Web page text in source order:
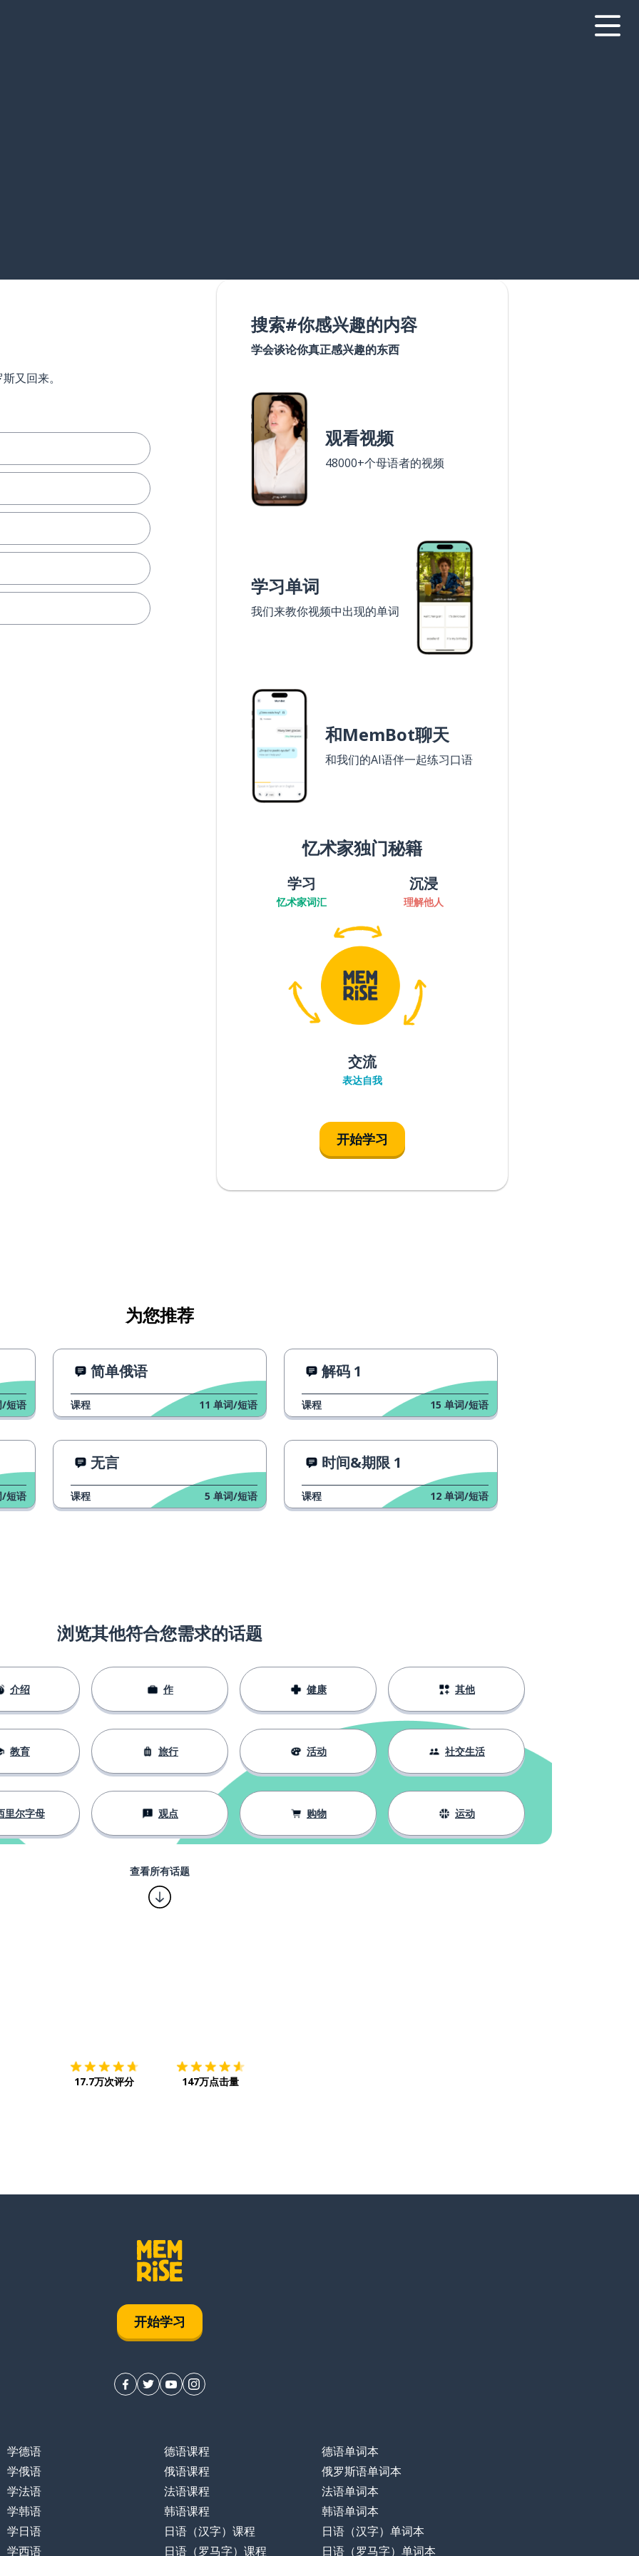
又回来。
搜索#你感兴趣的内容
学会谈论你真正感兴趣的东西
观看视频
48000+个母语者的视频
学习单词
我们来教你视频中出现的单词
和MemBot聊天
和我们的AI语伴一起练习口语
忆术家独门秘籍
学习
忆术家词汇
沉浸
理解他人
交流
表达自我
开始学习
为您推荐
/短语
简单俄语
课程 11 单词/短语
解码 1
课程 15 单词/短语
/短语
无言
课程 5 单词/短语
时间&期限 1
课程 12 单词/短语
浏览其他符合您需求的话题
介绍 作 健康 其他
教育 旅行 活动 社交生活
里尔字母 观点 购物 运动
查看所有话题
17.7万次评分 147万点击量
开始学习
学德语
学俄语
学法语
学韩语
学日语
学西语
德语课程
俄语课程
法语课程
韩语课程
日语（汉字）课程
日语（罗马字）课程
德语单词本
俄罗斯语单词本
法语单词本
韩语单词本
日语（汉字）单词本
日语（罗马字）单词本